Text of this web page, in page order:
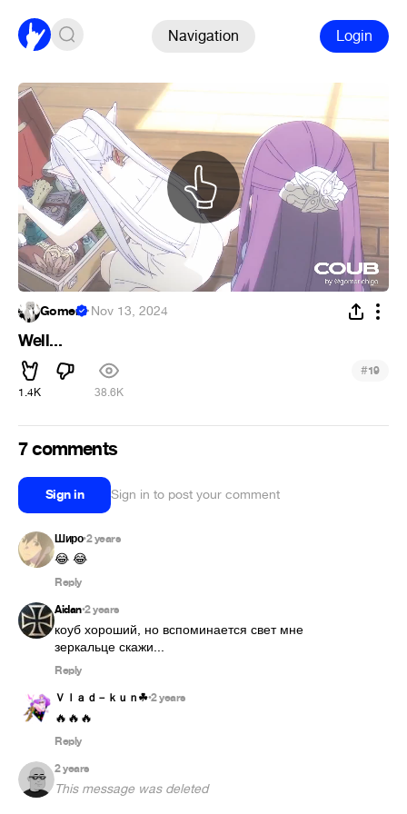
Navigation Login
Gomer ·Nov 13, 2024
Well...
1.4K 38.6K
#19
7 comments
Sign in Sign in to post your comment
Широ•2 years
😂 😂
Reply
Aidan•2 years
коуб хороший, но вспоминается свет мне
зеркальце скажи...
Reply
Ｖｌａｄ－ｋｕｎ︎☘•2 years
🔥🔥🔥
Reply
2 years
This message was deleted